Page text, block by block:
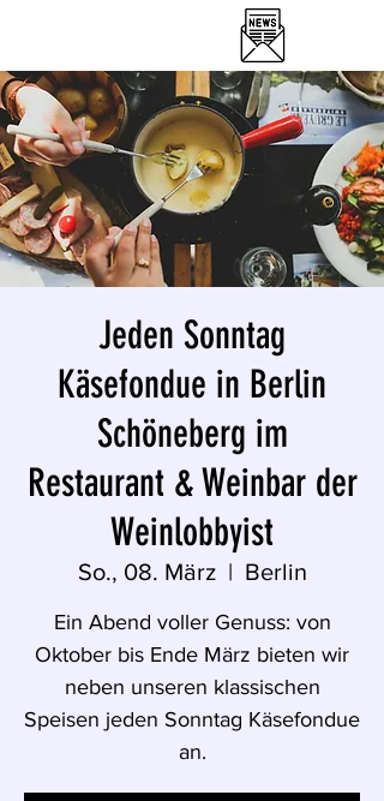
Jeden Sonntag
Käsefondue in Berlin
Schöneberg im
Restaurant & Weinbar der
Weinlobbyist
So., 08. März
  |
Berlin
Ein Abend voller Genuss: von
Oktober bis Ende März bieten wir
neben unseren klassischen
Speisen jeden Sonntag Käsefondue
an.